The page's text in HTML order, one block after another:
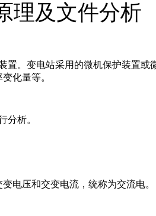
理及文件分析
。变电站采用的微机保护装置
化量等。
分析。
电压和交变电流，统称为交流电。